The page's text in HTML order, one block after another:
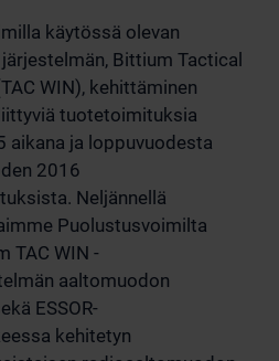
käytössä olevan
Bittium Tactical
WIN), kehittäminen
tuotetoimituksia
aikana ja loppuvuodesta
2016
Neljännellä
Puolustusvoimilta
TAC WIN -
aaltomuodon
ESSOR-
kehitetyn